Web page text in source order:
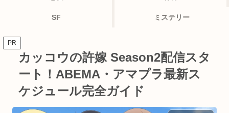
SF ミステリー
PR
カッコウの許嫁 Season2配信スタ
ート！ABEMA・アマプラ最新ス
ケジュール完全ガイド